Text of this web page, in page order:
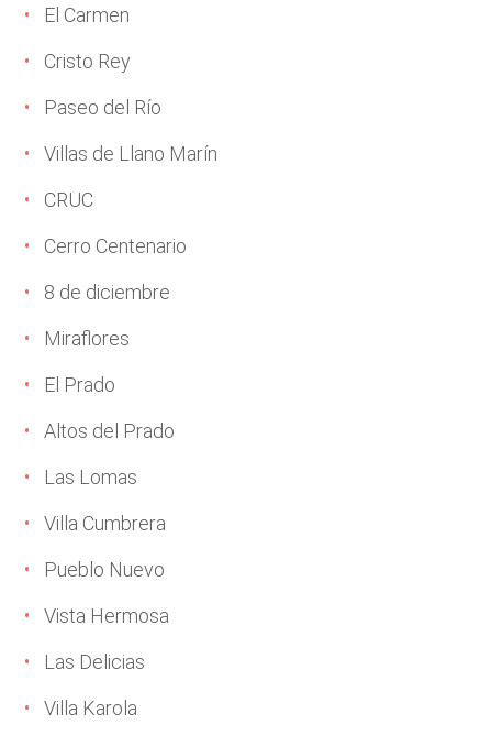
El Carmen
Cristo Rey
Paseo del Río
Villas de Llano Marín
CRUC
Cerro Centenario
8 de diciembre
Miraflores
El Prado
Altos del Prado
Las Lomas
Villa Cumbrera
Pueblo Nuevo
Vista Hermosa
Las Delicias
Villa Karola